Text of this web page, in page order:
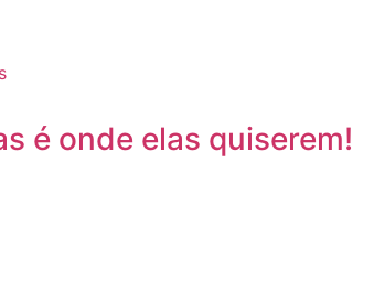
é onde elas quiserem!